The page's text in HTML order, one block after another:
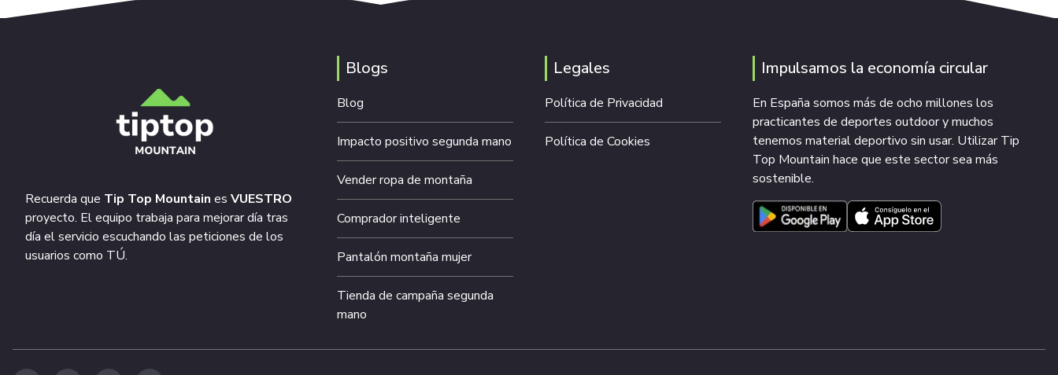
Recuerda que Tip Top Mountain es VUESTRO
proyecto. El equipo trabaja para mejorar día tras
día el servicio escuchando las peticiones de los
usuarios como TÚ.
Blogs
Blog
Impacto positivo segunda mano
Vender ropa de montaña
Comprador inteligente
Pantalón montaña mujer
Tienda de campaña segunda
mano
Legales
Política de Privacidad
Política de Cookies
Impulsamos la economía circular
En España somos más de ocho millones los
practicantes de deportes outdoor y muchos
tenemos material deportivo sin usar. Utilizar Tip
Top Mountain hace que este sector sea más
sostenible.